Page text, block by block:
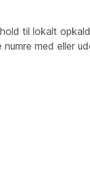
til lokalt
med eller